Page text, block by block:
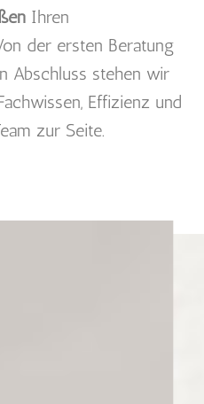
Ihren
der ersten Beratung
Abschluss stehen wir
Effizienz und
zur Seite.